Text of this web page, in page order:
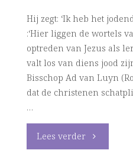
Jodendom"
Hij zegt: ‘Ik heb het
:‘Hier liggen de wortels
optreden van Jezus als
valt los van diens jood
Bisschop Ad van Luyn
dat de christenen
…
Lees verder "Gesprek